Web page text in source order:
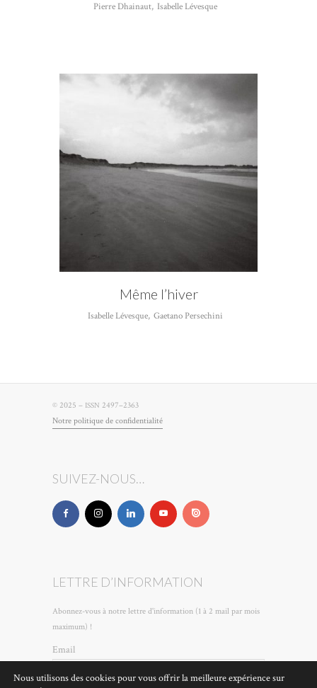
Pierre Dhainaut, Isabelle Lévesque
Même l’hiver
Isabelle Lévesque, Gaetano Persechini
© 2025 – ISSN 2497–2363
Notre poli­tique de confidentialité
SUIVEZ-NOUS…
LETTRE D’INFORMATION
Abonnez-vous à notre lettre d'information (1 à 2 mail par mois
maximum) !
Email
Nous utilisons des cookies pour vous offrir la meilleure expérience sur